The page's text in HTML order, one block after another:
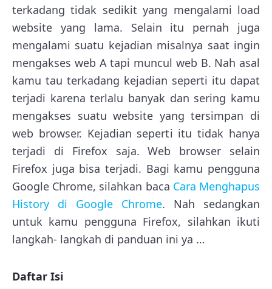
terkadang tidak sedikit yang mengalami load
website yang lama. Selain itu pernah juga
mengalami suatu kejadian misalnya saat ingin
mengakses web A tapi muncul web B. Nah asal
kamu tau terkadang kejadian seperti itu dapat
terjadi karena terlalu banyak dan sering kamu
mengakses suatu website yang tersimpan di
web browser. Kejadian seperti itu tidak hanya
terjadi di Firefox saja. Web browser selain
Firefox juga bisa terjadi. Bagi kamu pengguna
Google Chrome, silahkan baca Cara Menghapus
History di Google Chrome. Nah sedangkan
untuk kamu pengguna Firefox, silahkan ikuti
langkah- langkah di panduan ini ya …
Daftar Isi